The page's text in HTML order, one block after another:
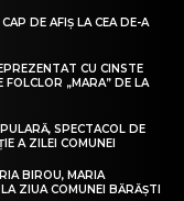
DE AFIȘ LA CEA DE-A
CU CINSTE
„MARA” DE LA
SPECTACOL DE
A ZILEI COMUNEI
BIROU, MARIA
ZIUA COMUNEI BĂRĂȘTI